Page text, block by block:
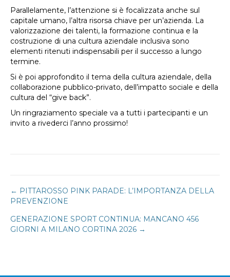
Parallelamente, l’attenzione si è focalizzata anche sul
capitale umano, l’altra risorsa chiave per un’azienda. La
valorizzazione dei talenti, la formazione continua e la
costruzione di una cultura aziendale inclusiva sono
elementi ritenuti indispensabili per il successo a lungo
termine.
Si è poi approfondito il tema della cultura aziendale, della
collaborazione pubblico-privato, dell’impatto sociale e della
cultura del “give back”.
Un ringraziamento speciale va a tutti i partecipanti e un
invito a rivederci l’anno prossimo!
Navigazione
articoli
← PITTAROSSO PINK PARADE: L’IMPORTANZA DELLA
PREVENZIONE
GENERAZIONE SPORT CONTINUA: MANCANO 456
GIORNI A MILANO CORTINA 2026 →